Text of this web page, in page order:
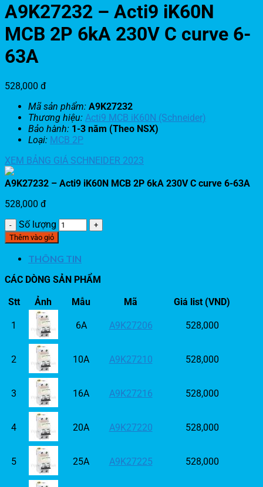
A9K27232 – Acti9 iK60N
MCB 2P 6kA 230V C curve 6-
63A
528,000 đ
Mã sản phẩm: A9K27232
Thương hiệu: Acti9 MCB iK60N (Schneider)
Bảo hành: 1-3 năm (Theo NSX)
Loại: MCB 2P
XEM BẢNG GIÁ SCHNEIDER 2023
A9K27232 – Acti9 iK60N MCB 2P 6kA 230V C curve 6-63A
528,000 đ
Số lượng
Thêm vào giỏ
THÔNG TIN
CÁC DÒNG SẢN PHẨM
Stt
Ảnh Mẫu Mã Giá list (VND)
1 6A A9K27206 528,000
2 10A A9K27210 528,000
3 16A A9K27216 528,000
4 20A A9K27220 528,000
5 25A A9K27225 528,000